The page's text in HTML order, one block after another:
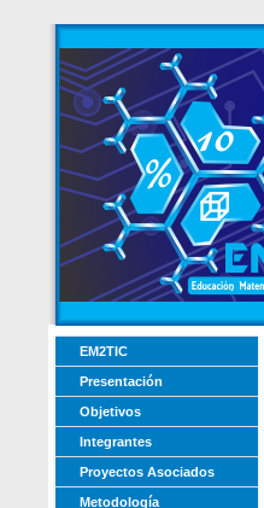
EM2TIC
Presentación
Objetivos
Integrantes
Proyectos Asociados
Metodología